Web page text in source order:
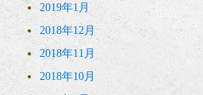
2019年1月
2018年12月
2018年11月
2018年10月